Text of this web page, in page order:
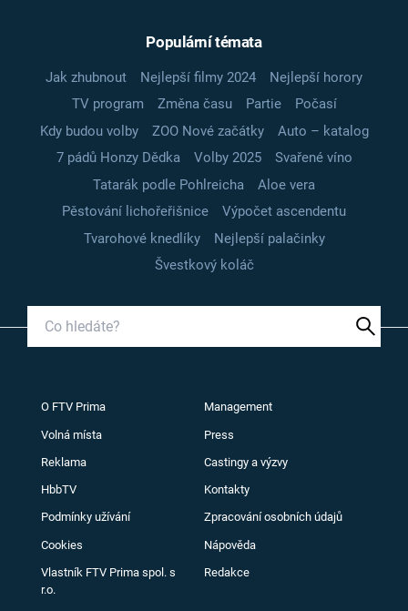
Populární témata
Jak zhubnout Nejlepší filmy 2024
Nejlepší horory
TV program
Změna času Partie
Počasí
Kdy budou volby
ZOO Nové začátky
Auto – katalog
7 pádů Honzy Dědka
Volby 2025
Svařené víno
Tatarák podle Pohlreicha
Aloe vera
Pěstování lichořeřišnice
Výpočet ascendentu
Tvarohové knedlíky
Nejlepší palačinky
Švestkový koláč
O FTV Prima Management
Volná místa Press
Reklama Castingy a výzvy
HbbTV Kontakty
Podmínky užívání Zpracování osobních údajů
Cookies Nápověda
Vlastník FTV Prima spol. s
r.o.
Redakce